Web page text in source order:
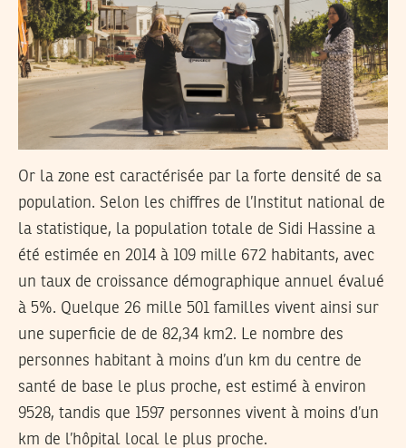
Or la zone est caractérisée par la forte densité de sa
population. Selon les chiffres de l’Institut national de
la statistique, la population totale de Sidi Hassine a
été estimée en 2014 à 109 mille 672 habitants, avec
un taux de croissance démographique annuel évalué
à 5%. Quelque 26 mille 501 familles vivent ainsi sur
une superficie de de 82,34 km2. Le nombre des
personnes habitant à moins d’un km du centre de
santé de base le plus proche, est estimé à environ
9528, tandis que 1597 personnes vivent à moins d’un
km de l’hôpital local le plus proche.